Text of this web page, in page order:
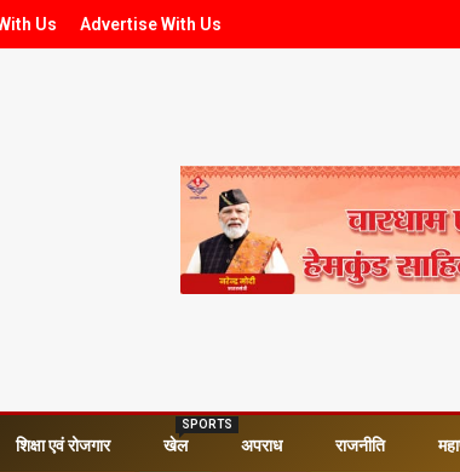
Us Advertise With Us
शिक्षा एवं रोजगार खेल
SPORTS
अपराध राजनीति